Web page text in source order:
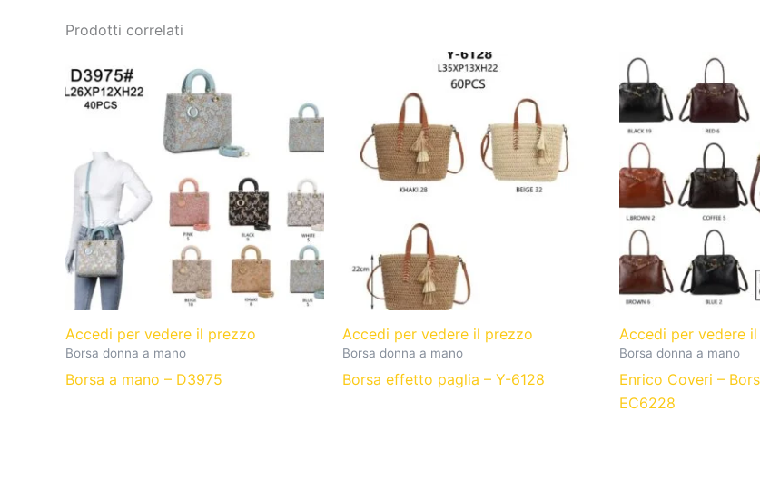
Prodotti correlati
Accedi per vedere il prezzo
Borsa donna a mano
Borsa a mano – D3975
Accedi per vedere il prezzo
Borsa donna a mano
Borsa effetto paglia – Y-6128
Accedi per vedere
Borsa donna a mano
Enrico Coveri –
EC6228